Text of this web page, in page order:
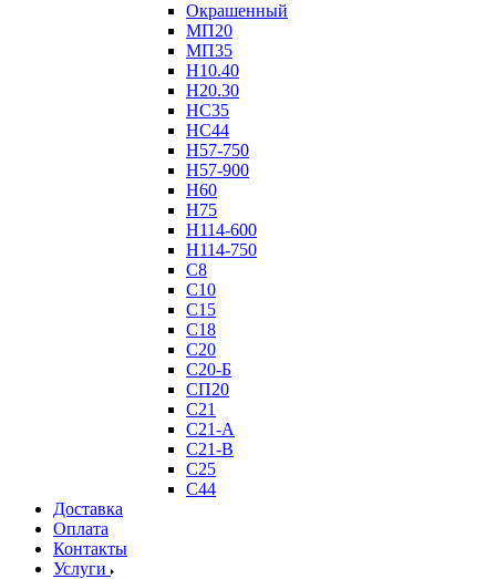
Окрашенный
МП20
МП35
Н10.40
Н20.30
НС35
НС44
Н57-750
Н57-900
Н60
Н75
Н114-600
Н114-750
С8
С10
С15
С18
С20
С20-Б
СП20
С21
С21-А
С21-В
С25
С44
Доставка
Оплата
Контакты
Услуги